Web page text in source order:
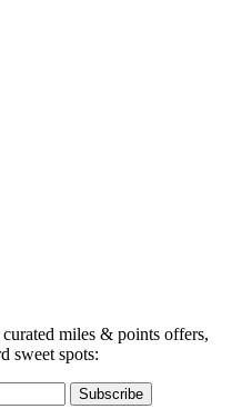
miles & points offers,
sweet spots:
Subscribe